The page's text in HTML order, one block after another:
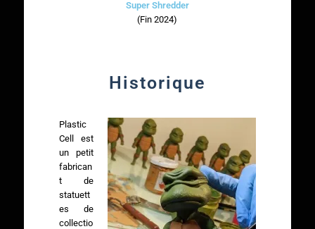
Super Shredder
(Fin 2024)
Historique
Plastic
Cell est
un petit
fabrican
t de
statuett
es de
collectio